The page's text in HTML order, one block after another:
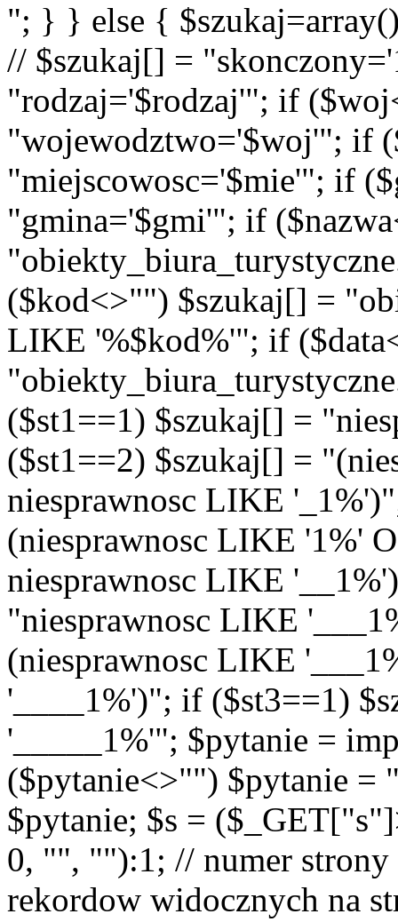
"; } } else {
// $szukaj[] =
"rodzaj='$rodzaj'"; if
"wojewodztwo='$woj'"; if
"miejscowosc='$mie'"; if
"gmina='$gmi'"; if
($kod<>"") $szukaj[] =
LIKE '%$kod%'"; if
($st1==1) $szukaj[] =
($st1==2) $szukaj[] =
niesprawnosc LIKE
(niesprawnosc LIKE '1%'
niesprawnosc LIKE
"niesprawnosc LIKE
(niesprawnosc LIKE
'____1%')"; if ($st3==1)
'_____1%'"; $pytanie =
($pytanie<>"") $pytanie =
$pytanie; $s =
0, "", ""):1; // numer
rekordow widocznych na